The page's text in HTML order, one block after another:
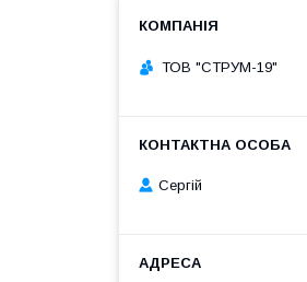
ТОВ "СТРУМ-19"
Сергій